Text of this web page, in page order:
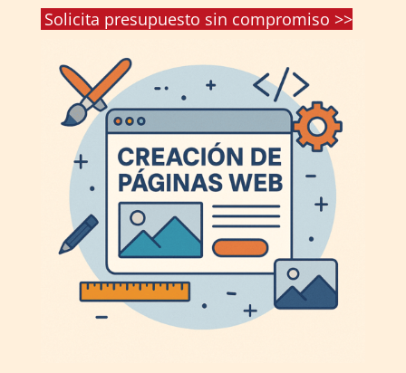
Solicita presupuesto sin compromiso >>